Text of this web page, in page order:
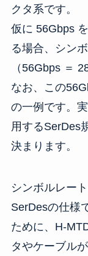
クタ系です。
仮に 56Gbps
る場合、シン
（56Gbps ＝
なお、この
の一例です。
用するSerDes
決まります。
シンボルレー
SerDesの仕様
ために、H-
タやケーブル